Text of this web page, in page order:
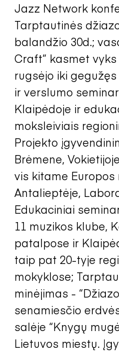
Jazz Network
Tarptautinės
balandžio 30d.;
Craft” kasmet
rugsėjo iki
ir verslumo
Klaipėdoje ir
moksleiviais
Projekto
Brėmene,
vis kitame Europos
Antalieptėje,
Edukaciniai
11 muzikos klube,
patalpose ir
taip pat 20-tyje
mokyklose;
minėjimas -
senamiesčio
salėje “Knygų
Lietuvos miestų.